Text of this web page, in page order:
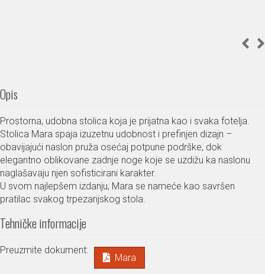
Opis
Prostorna, udobna stolica koja je prijatna kao i svaka fotelja.
Stolica Mara spaja izuzetnu udobnost i prefinjen dizajn –
obavijajući naslon pruža osećaj potpune podrške, dok
elegantno oblikovane zadnje noge koje se uzdižu ka naslonu
naglašavaju njen sofisticirani karakter.
U svom najlepšem izdanju, Mara se nameće kao savršen
pratilac svakog trpezarijskog stola.
Tehničke informacije
Preuzmite dokument:
Mara